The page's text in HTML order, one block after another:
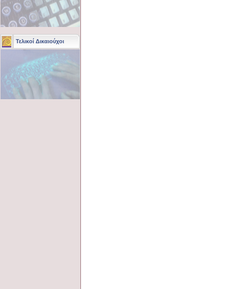
Τελικοί Δικαιούχοι